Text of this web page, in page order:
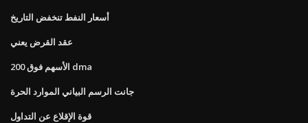
أسعار النفط تنخفض التاريخ
عقد القرض يعني
الأسهم فوق 200 dma
جانت الرسم البياني الموارد الحرة
قوة الإقلاع عن التداول